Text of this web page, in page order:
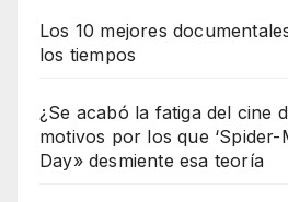
Los 10 mejores
los tiempos
¿Se acabó la fatiga del cine
motivos por los que
Day» desmiente esa teoría